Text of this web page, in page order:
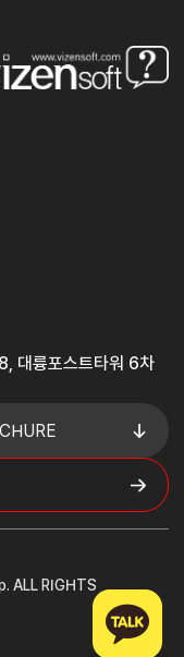
대륭포스트타워 6차
ALL RIGHTS